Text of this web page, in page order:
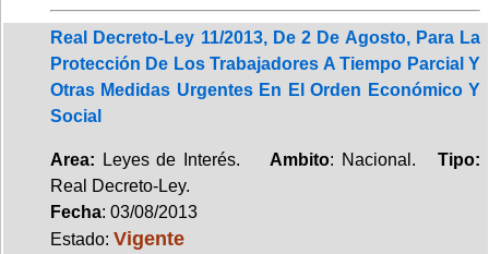
Real Decreto-Ley 11/2013, De 2 De Agosto, Para La
Protección De Los Trabajadores A Tiempo Parcial Y
Otras Medidas Urgentes En El Orden Económico Y
Social
Area: Leyes de Interés. Ambito: Nacional.Tipo:
Real Decreto-Ley.
Fecha: 03/08/2013
Estado: Vigente